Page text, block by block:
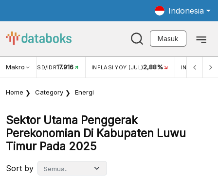
Indonesia
Masuk
Makro
USD/IDR 17.916 INFLASI YOY (JUL)2,88% INFLASI MOM (JUL)
Home Category Energi
Sektor Utama Penggerak
Perekonomian Di Kabupaten Luwu
Timur Pada 2025
Sort by